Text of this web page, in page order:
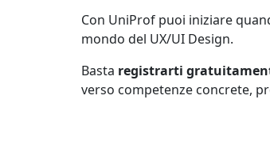
Con UniProf puoi iniziare
mondo del UX/UI Design.
Basta registrarti
verso competenze concrete,